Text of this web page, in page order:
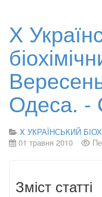
Х
Одеса. -
X УКРАЇНСЬКИЙ
01 травня 2010
Зміст статті